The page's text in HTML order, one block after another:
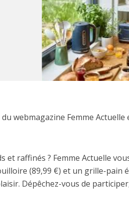
webmagazine Femme
et raffinés ? Femme Actuelle
(89,99 €) et un grille-pain
Dépêchez-vous de